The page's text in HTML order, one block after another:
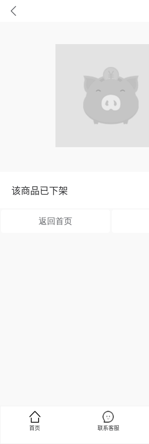
该商品已下架
返回首页
首页 联系客服